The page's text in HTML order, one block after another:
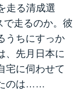
走る清成選
で走るのか。彼
うちにすっか
、先月日本に
宅に伺わせて
のは……